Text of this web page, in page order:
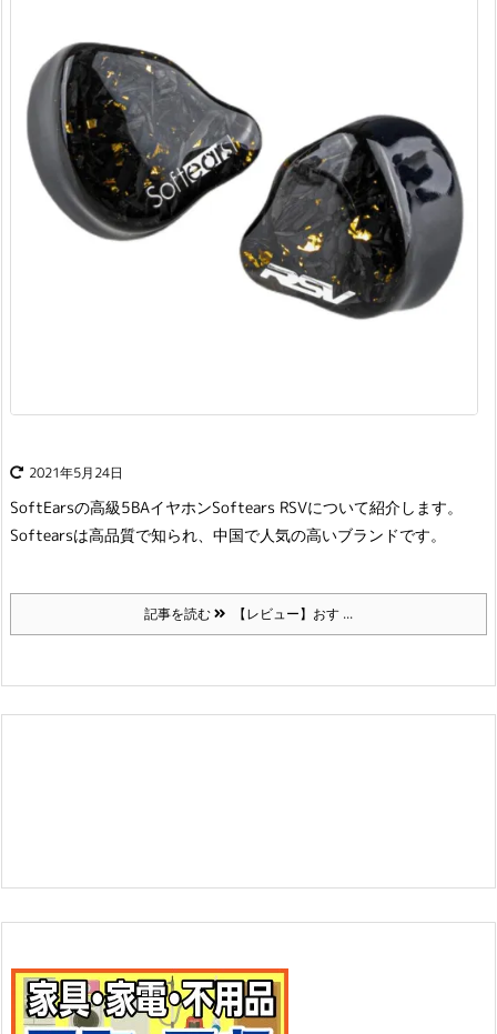
2021年5月24日
SoftEarsの高級5BAイヤホンSoftears RSVについて紹介します。
Softearsは高品質で知られ、中国で人気の高いブランドです。
記事を読む 【レビュー】おす ...